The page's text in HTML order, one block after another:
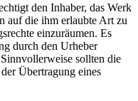
den Inhaber, das Werk
auf die ihm erlaubte Art zu
einzuräumen. Es
durch den Urheber
sollten die
Übertragung eines